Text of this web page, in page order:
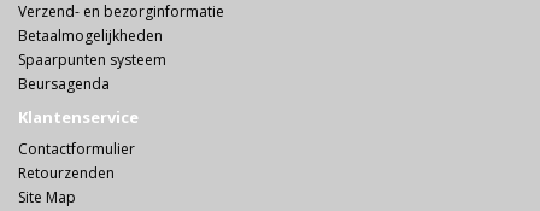
Verzend- en bezorginformatie
Betaalmogelijkheden
Spaarpunten systeem
Beursagenda
Klantenservice
Contactformulier
Retourzenden
Site Map